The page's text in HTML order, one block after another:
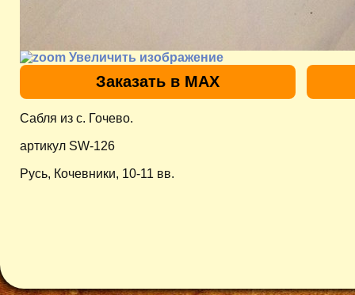
Увеличить изображение
Заказать в MAX
Сабля из с. Гочево.
артикул SW-126
Русь, Кочевники, 10-11 вв.